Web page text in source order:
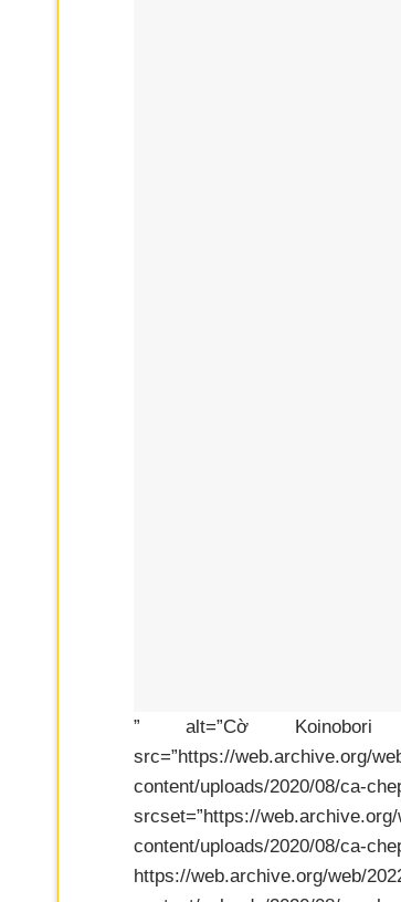
” alt=”Cờ Koinobori
src=”https://web.archive.org/
content/
srcset=”https://
content/
https://web.archive.org/web/